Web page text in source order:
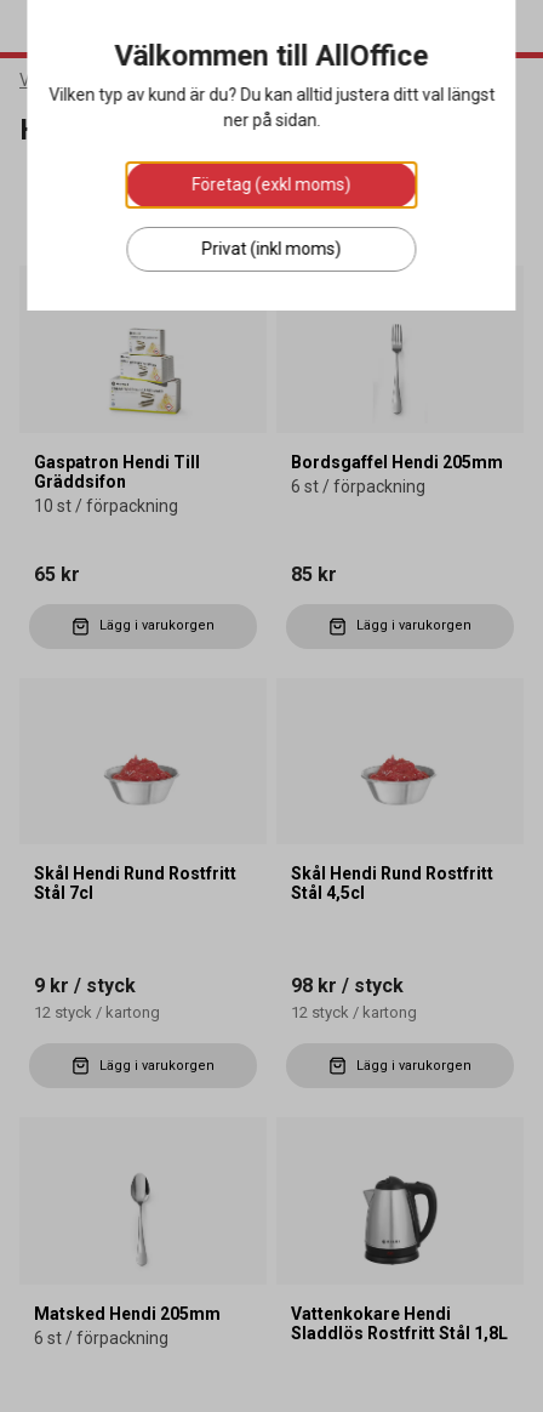
Varumärken
Hendi
SORTERA
154 produkter
Gaspatron Hendi Till
Gräddsifon
10 st / förpackning
65 kr
Lägg i varukorgen
Bordsgaffel Hendi 205mm
6 st / förpackning
85 kr
Lägg i varukorgen
Skål Hendi Rund Rostfritt
Stål 7cl
9 kr / styck
12 styck / kartong
Lägg i varukorgen
Skål Hendi Rund Rostfritt
Stål 4,5cl
98 kr / styck
12 styck / kartong
Lägg i varukorgen
Matsked Hendi 205mm
6 st / förpackning
Vattenkokare Hendi
Sladdlös Rostfritt Stål 1,8L
Välkommen till AllOffice
Vilken typ av kund är du? Du kan alltid justera ditt val längst
ner på sidan.
Företag (exkl moms)
Privat (inkl moms)